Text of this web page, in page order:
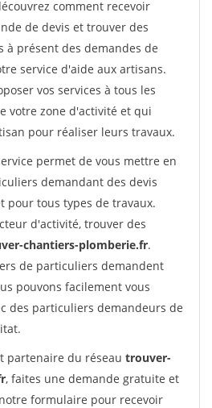
comment recevoir
de devis et trouver des
à présent des demandes de
service d'aide aux artisans.
vos services à tous les
votre zone d'activité et qui
pour réaliser leurs travaux.
permet de vous mettre en
demandant des devis
pour tous types de travaux.
d'activité, trouver des
chantiers-plomberie.fr.
de particuliers demandent
pouvons facilement vous
des particuliers demandeurs de
partenaire du réseau trouver-
, faites une demande gratuite et
formulaire pour recevoir